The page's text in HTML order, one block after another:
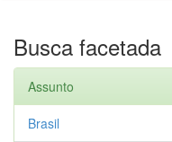
Busca facetada
Assunto
Brasil